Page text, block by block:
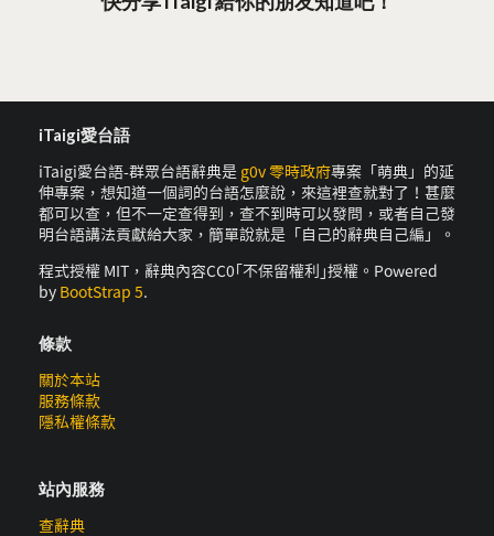
iTaigi愛台語
iTaigi愛台語-群眾台語辭典是 g0v 零時政府專案「萌典」的延
伸專案，想知道一個詞的台語怎麼說，來這裡查就對了！甚麼
都可以查，但不一定查得到，查不到時可以發問，或者自己發
明台語講法貢獻給大家，簡單說就是「自己的辭典自己編」。
程式授權 MIT，辭典內容CC0｢不保留權利｣授權。Powered
by BootStrap 5.
條款
關於本站
服務條款
隱私權條款
站內服務
查辭典